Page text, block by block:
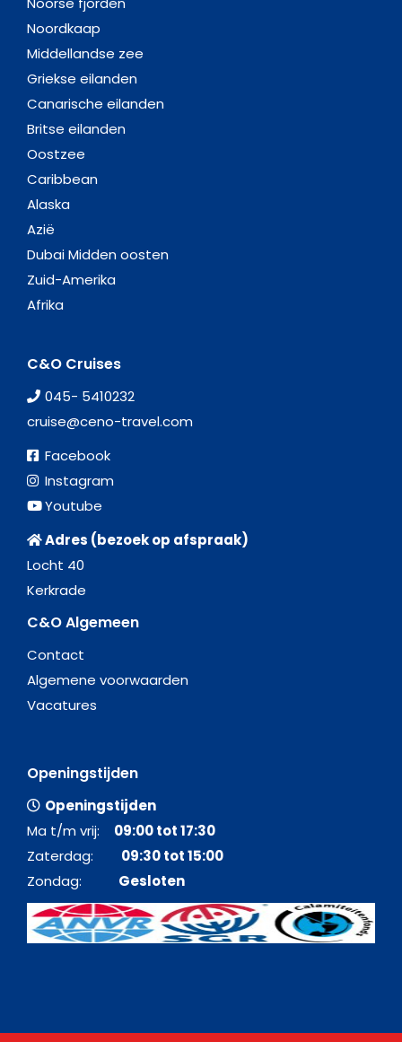
Noordkaap
Middellandse zee
Griekse eilanden
Canarische eilanden
Britse eilanden
Oostzee
Caribbean
Alaska
Azië
Dubai Midden oosten
Zuid-Amerika
Afrika
C&O Cruises
045- 5410232
cruise@ceno-travel.com
Facebook
Instagram
Youtube
Adres (bezoek op afspraak)
Locht 40
Kerkrade
C&O Algemeen
Contact
Algemene voorwaarden
Vacatures
Openingstijden
Openingstijden
Ma t/m vrij: 09:00 tot 17:30
Zaterdag: 09:30 tot 15:00
Zondag: Gesloten